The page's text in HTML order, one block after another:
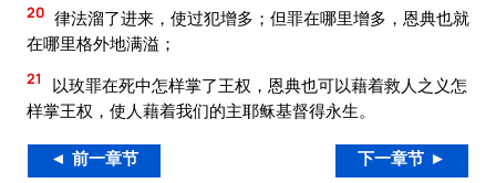
20 律法溜了进来，使过犯增多；但罪在哪里增多，恩典也就
在哪里格外地满溢；
21
以玫罪在死中怎样掌了王权，恩典也可以藉着救人之义怎
样掌王权，使人藉着我们的主耶稣基督得永生。
◄ 前一章节 下一章节 ►